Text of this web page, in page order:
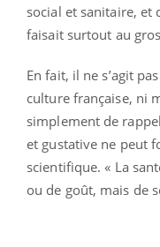
social et sanitaire, et
faisait surtout au
En fait, il ne s’agit
culture française, ni
simplement de
et gustative ne peut
scientifique. « La
ou de goût, mais de